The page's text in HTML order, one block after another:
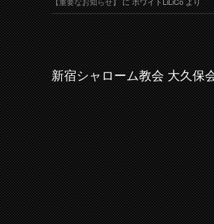
新宿シャローム教会 大久保